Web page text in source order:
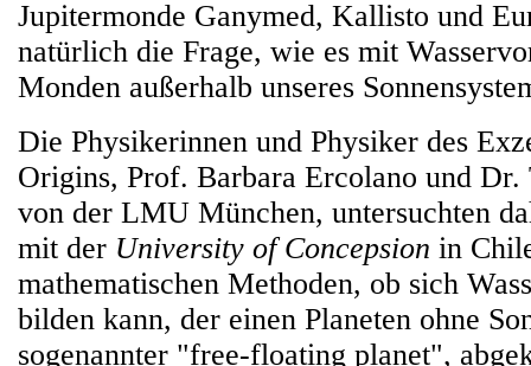
Jupitermonde Ganymed, Kallisto und
natürlich die Frage, wie es mit
Monden außerhalb unseres
Die Physikerinnen und Physiker des
Origins, Prof. Barbara Ercolano und Dr.
von der LMU München, untersuchten
mit der University of Concepsion in
mathematischen Methoden, ob sich
bilden kann, der einen Planeten ohne
sogenannter "free-floating planet",